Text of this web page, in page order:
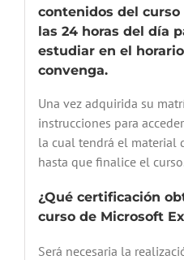
contenidos del
las 24 horas del día
estudiar en el
convenga.
Una vez adquirida su
instrucciones para
la cual tendrá el material
hasta que finalice el
¿Qué certificación
curso de Microsoft
Será necesaria la